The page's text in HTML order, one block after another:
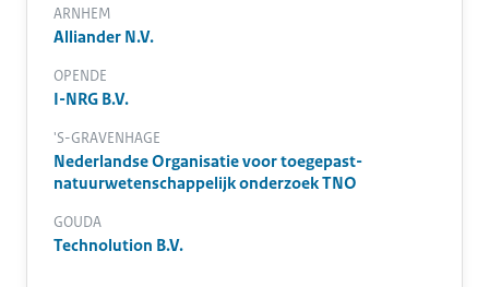
ARNHEM
Alliander N.V.
OPENDE
I-NRG B.V.
'S-GRAVENHAGE
Nederlandse Organisatie voor toegepast-
natuurwetenschappelijk onderzoek TNO
GOUDA
Technolution B.V.